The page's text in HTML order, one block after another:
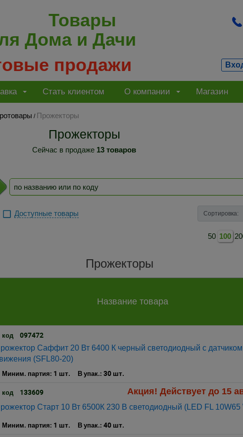
Товары
Дома и Дачи
продажи
Стать клиентом О компании Магазин
/ Прожекторы
Прожекторы
Сейчас в продаже 13 товаров
Доступные товары Сортировка:
50 100
Прожекторы
Название товара
код 097472
Саффит 20 Вт 6400 К черный светодиодный с датчиком
(SFL80-20)
Миним. партия: 1 шт. В упак.: 30 шт.
код 133609 Акция! Действует до 15
Старт 10 Вт 6500К 230 В светодиодный (LED FL 10W65
Миним. партия: 1 шт. В упак.: 40 шт.